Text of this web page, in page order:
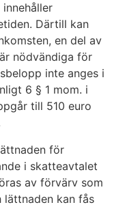
Därtill kan
en del av
nödvändiga för
inte anges i
6 § 1 mom. i
till 510 euro
för
i skatteavtalet
av förvärv som
lättnaden kan fås